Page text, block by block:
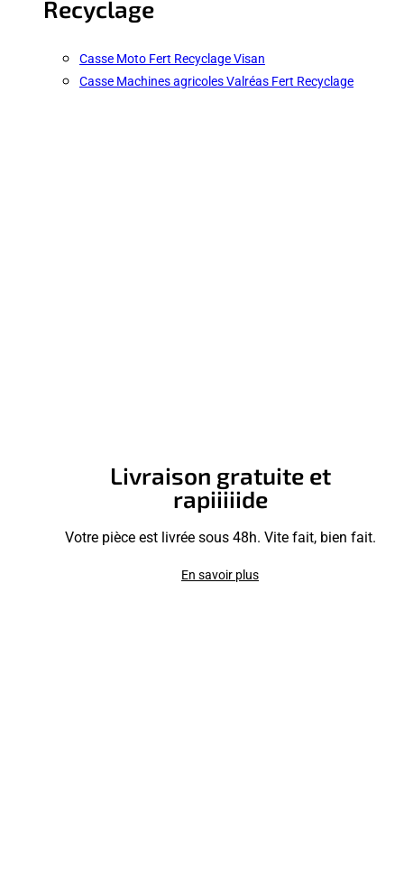
Recyclage
Casse Moto Fert Recyclage Visan
Casse Machines agricoles Valréas Fert Recyclage
Livraison gratuite et
rapiiiiide
Votre pièce est livrée sous 48h. Vite fait, bien fait.
En savoir plus